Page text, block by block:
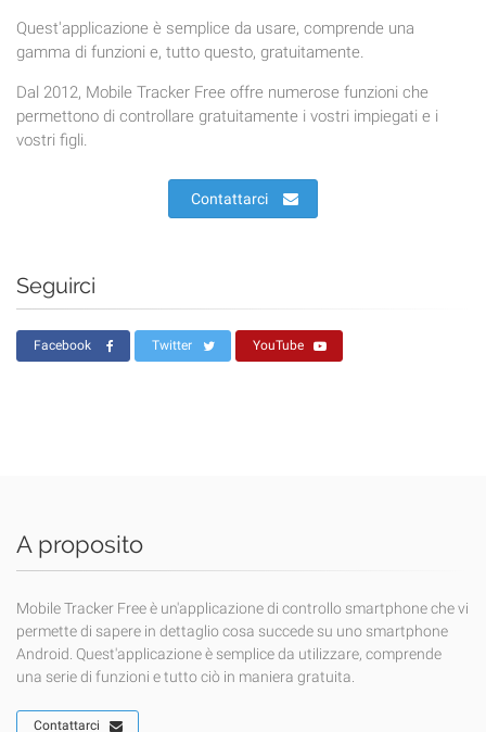
Quest'applicazione è semplice da usare, comprende una
gamma di funzioni e, tutto questo, gratuitamente.
Dal 2012, Mobile Tracker Free offre numerose funzioni che
permettono di controllare gratuitamente i vostri impiegati e i
vostri figli.
Contattarci
Seguirci
Facebook Twitter YouTube
A proposito
Mobile Tracker Free è un'applicazione di controllo smartphone che vi
permette di sapere in dettaglio cosa succede su uno smartphone
Android. Quest'applicazione è semplice da utilizzare, comprende
una serie di funzioni e tutto ciò in maniera gratuita.
Contattarci